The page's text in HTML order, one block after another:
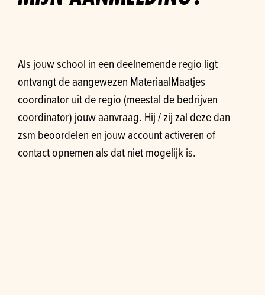
Als jouw school in een deelnemende regio ligt
ontvangt de aangewezen MateriaalMaatjes
coordinator uit de regio (meestal de bedrijven
coordinator) jouw aanvraag. Hij / zij zal deze dan
zsm beoordelen en jouw account activeren of
contact opnemen als dat niet mogelijk is.